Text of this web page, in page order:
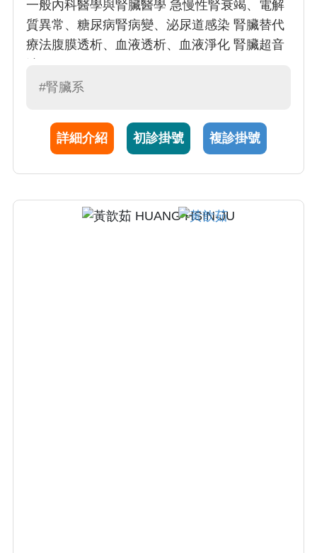
一般內科醫學與腎臟醫學 急慢性腎衰竭、電解
質異常、糖尿病腎病變、泌尿道感染 腎臟替代
療法腹膜透析、血液透析、血液淨化 腎臟超音
#腎臟系
詳細介紹 初診掛號 複診掛號